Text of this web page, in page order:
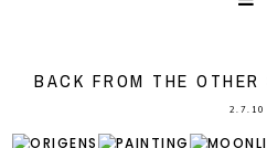
BACK FROM THE
2.7.10